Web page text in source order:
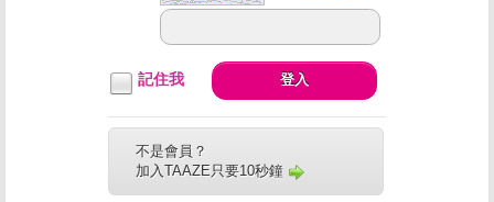
記住我 登入
不是會員？
加入TAAZE只要10秒鐘